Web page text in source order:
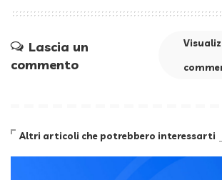
Lascia un
commento
Altri articoli che potrebbero interessarti